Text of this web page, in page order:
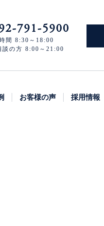
791-5900
間 8:30～18:00
談の方 8:00～21:00
お客様の声 採用情報